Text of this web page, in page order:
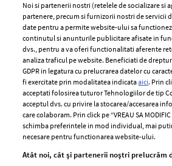
O imagine de acum 20 de ani
Prințesa Charlene de
valuri pe internet. Care este
PEOPLE 06 august 2026
O fotografie realizată în 2007 cu
Monaco a scos la iveală un aspect
+ MAI MULTE
Noi si partenerii nostri (retelele de socializare si
partenere, precum si furnizorii nostri de servicii
date pentru a permite website-ului sa
continutul si anunturile publicitare afisate in
dvs., pentru a va oferi functionalitati aferente
analiza traficul pe website. Beneficiati de
GDPR in legatura cu prelucrarea datelor cu
fi exercitate prin modalitatea indicataaici. Prin
acceptati folosirea tuturor Tehnologiilor de tip
acceptul dvs. cu privire la stocarea/accesarea
care colaboram. Prin click pe “VREAU SA
schimba preferintele in mod individual, mai
necesare pentru functionarea website-ului.
Atât noi, cât și partenerii noștri prelucrăm